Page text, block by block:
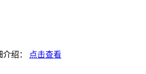
介绍： 点击查看